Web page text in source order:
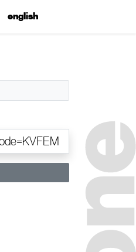
english